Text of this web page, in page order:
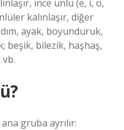
ince ünlü (e, i, ö,
kalınlaşır, diğer
ayak, boyunduruk,
beşik, bilezik, haşhaş,
gruba ayrılır: